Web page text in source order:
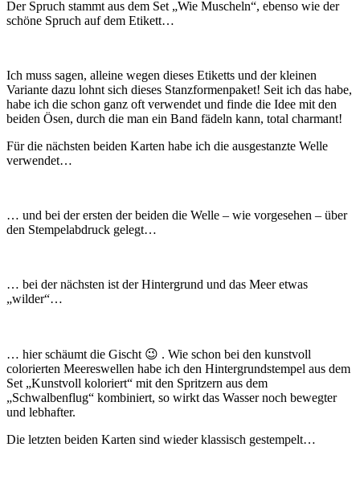
Der Spruch stammt aus dem Set „Wie Muscheln“, ebenso wie der
schöne Spruch auf dem Etikett…
Ich muss sagen, alleine wegen dieses Etiketts und der kleinen
Variante dazu lohnt sich dieses Stanzformenpaket! Seit ich das habe,
habe ich die schon ganz oft verwendet und finde die Idee mit den
beiden Ösen, durch die man ein Band fädeln kann, total charmant!
Für die nächsten beiden Karten habe ich die ausgestanzte Welle
verwendet…
… und bei der ersten der beiden die Welle – wie vorgesehen – über
den Stempelabdruck gelegt…
… bei der nächsten ist der Hintergrund und das Meer etwas
„wilder“…
… hier schäumt die Gischt 😉 . Wie schon bei den kunstvoll
colorierten Meereswellen habe ich den Hintergrundstempel aus dem
Set „Kunstvoll koloriert“ mit den Spritzern aus dem
„Schwalbenflug“ kombiniert, so wirkt das Wasser noch bewegter
und lebhafter.
Die letzten beiden Karten sind wieder klassisch gestempelt…